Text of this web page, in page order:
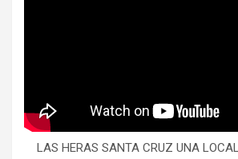
LAS HERAS SANTA CRUZ UNA